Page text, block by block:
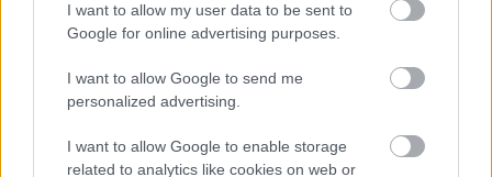
I want to allow my user data to be sent to
Google for online advertising purposes.
I want to allow Google to send me
personalized advertising.
I want to allow Google to enable storage
related to analytics like cookies on web or
Actualidad Comunio: la última hora de la jornada 3
La jornada 3 de LaLiga 22/23 arranca este viernes a las 20:00 horas.
Repasamos las noticias de última hora para que puedas hacer tu